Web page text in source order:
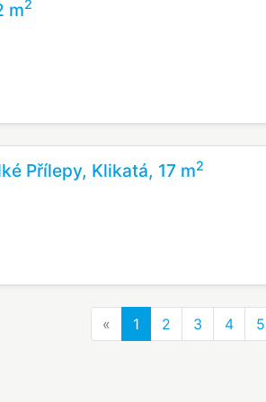
m2
Přílepy, Klikatá, 17 m2
« Previous
1 2 3 4 5